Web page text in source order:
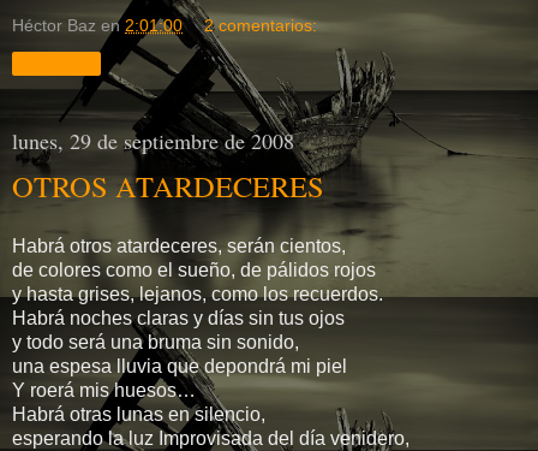
Héctor Baz en 2:01:00 2 comentarios:
lunes, 29 de septiembre de 2008
OTROS ATARDECERES
Habrá otros atardeceres, serán cientos,
de colores como el sueño, de pálidos rojos
y hasta grises, lejanos, como los recuerdos.
Habrá noches claras y días sin tus ojos
y todo será una bruma sin sonido,
una espesa lluvia que depondrá mi piel
Y roerá mis huesos…
Habrá otras lunas en silencio,
esperando la luz Improvisada del día venidero,